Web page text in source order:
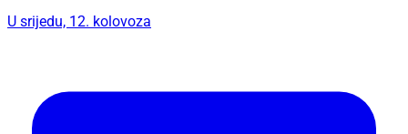
U srijedu, 12. kolovoza